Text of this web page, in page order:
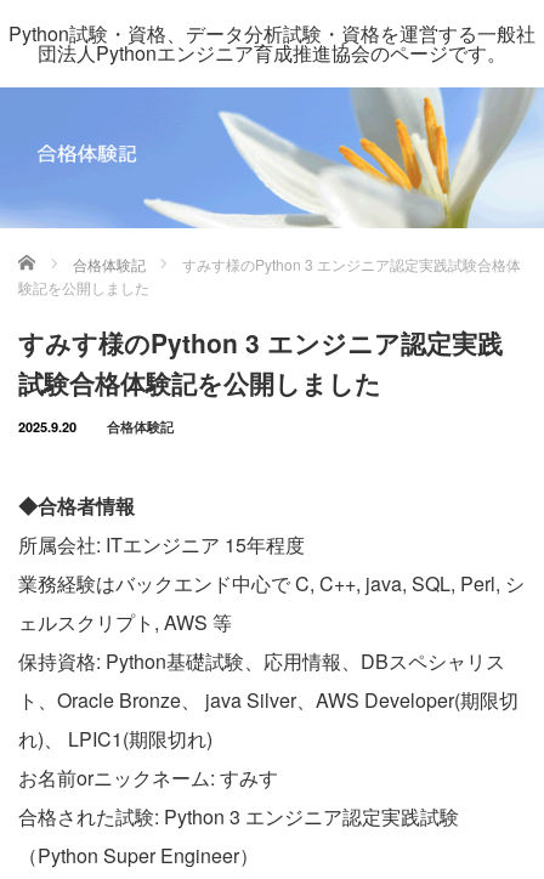
Python試験・資格、データ分析試験・資格を運営する一般社
団法人Pythonエンジニア育成推進協会のページです。
ホーム 合格体験記
すみす様のPython 3 エンジニア認定実践試験合格体
験記を公開しました
すみす様のPython 3 エンジニア認定実践
試験合格体験記を公開しました
2025.9.20 合格体験記
◆合格者情報
所属会社: ITエンジニア 15年程度
業務経験はバックエンド中心で C, C++, java, SQL, Perl, シ
ェルスクリプト, AWS 等
保持資格: Python基礎試験、応用情報、DBスペシャリス
ト、Oracle Bronze、 java Silver、AWS Developer(期限切
れ)、 LPIC1(期限切れ)
お名前orニックネーム: すみす
合格された試験: Python 3 エンジニア認定実践試験
（Python Super Engineer）